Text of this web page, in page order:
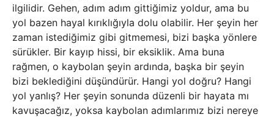
ilgilidir. Gehen, adım adım gittiğimiz yoldur, ama bu
yol bazen hayal kırıklığıyla dolu olabilir. Her şeyin her
zaman istediğimiz gibi gitmemesi, bizi başka yönlere
sürükler. Bir kayıp hissi, bir eksiklik. Ama buna
rağmen, o kaybolan şeyin ardında, başka bir şeyin
bizi beklediğini düşündürür. Hangi yol doğru? Hangi
yol yanlış? Her şeyin sonunda düzenli bir hayata mı
kavuşacağız, yoksa kaybolan adımlarımız bizi nereye